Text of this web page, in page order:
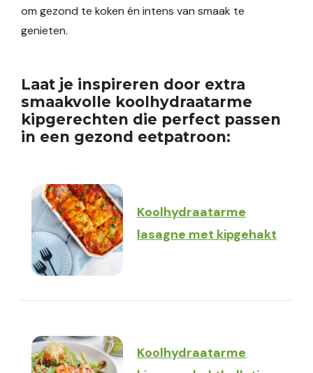
om gezond te koken én intens van smaak te
genieten.
Laat je inspireren door extra
smaakvolle koolhydraatarme
kipgerechten die perfect passen
in een gezond eetpatroon:
Koolhydraatarme
lasagne met kipgehakt
Koolhydraatarme